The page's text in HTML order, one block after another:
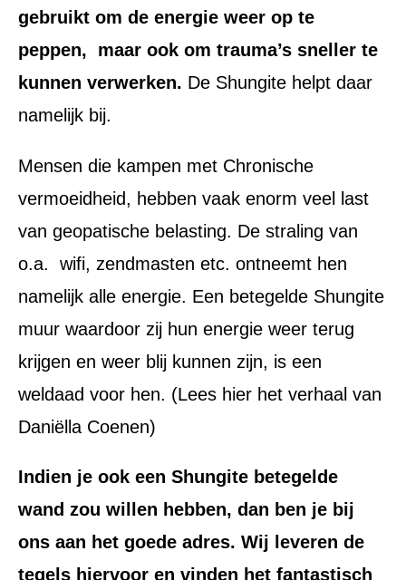
gebruikt om de energie weer op te
peppen, maar ook om trauma’s sneller te
kunnen verwerken. De Shungite helpt daar
namelijk bij.
Mensen die kampen met Chronische
vermoeidheid, hebben vaak enorm veel last
van geopatische belasting. De straling van
o.a. wifi, zendmasten etc. ontneemt hen
namelijk alle energie. Een betegelde Shungite
muur waardoor zij hun energie weer terug
krijgen en weer blij kunnen zijn, is een
weldaad voor hen. (Lees hier het verhaal van
Daniëlla Coenen)
Indien je ook een Shungite betegelde
wand zou willen hebben, dan ben je bij
ons aan het goede adres. Wij leveren de
tegels hiervoor en vinden het fantastisch